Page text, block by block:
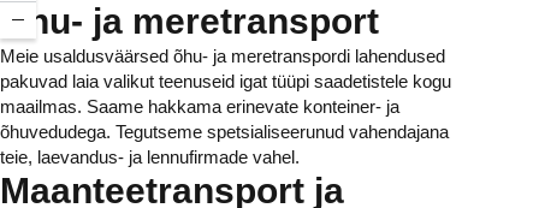
Õhu- ja meretransport
Meie usaldusväärsed õhu- ja meretranspordi lahendused
pakuvad laia valikut teenuseid igat tüüpi saadetistele kogu
maailmas. Saame hakkama erinevate konteiner- ja
õhuvedudega. Tegutseme spetsialiseerunud vahendajana
teie, laevandus- ja lennufirmade vahel.
Maanteetransport ja